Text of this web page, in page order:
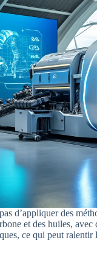
d’appliquer des
et des huiles,
ce qui peut ralentir